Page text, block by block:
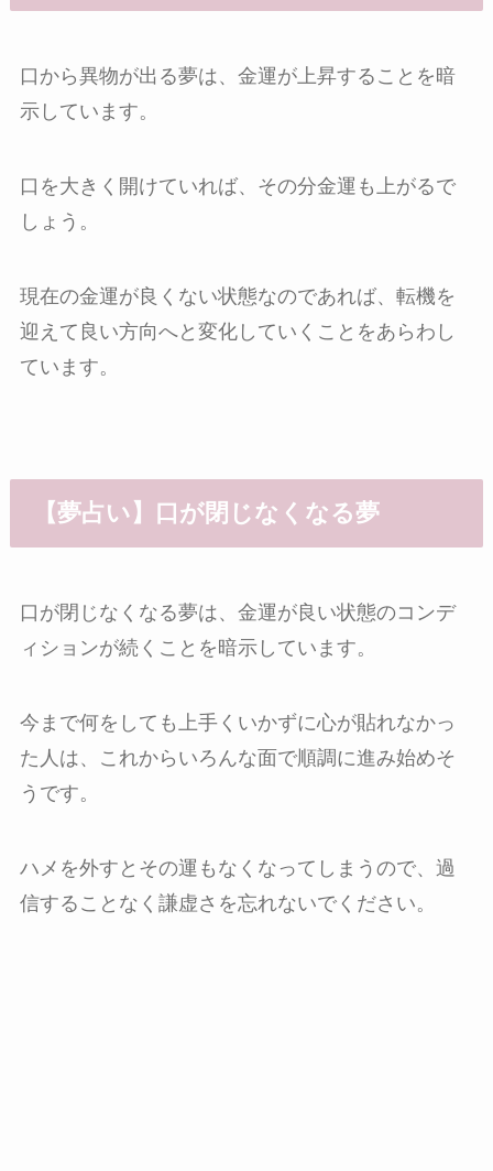
口から異物が出る夢は、金運が上昇することを暗
示しています。
口を大きく開けていれば、その分金運も上がるで
しょう。
現在の金運が良くない状態なのであれば、転機を
迎えて良い方向へと変化していくことをあらわし
ています。
【夢占い】口が閉じなくなる夢
口が閉じなくなる夢は、金運が良い状態のコンデ
ィションが続くことを暗示しています。
今まで何をしても上手くいかずに心が貼れなかっ
た人は、これからいろんな面で順調に進み始めそ
うです。
ハメを外すとその運もなくなってしまうので、過
信することなく謙虚さを忘れないでください。